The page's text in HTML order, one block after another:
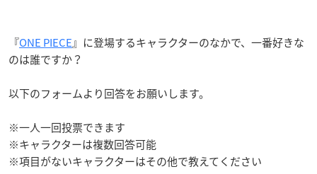
『ONE PIECE』に登場するキャラクターのなかで、一番好きな
のは誰ですか？
以下のフォームより回答をお願いします。
※一人一回投票できます
※キャラクターは複数回答可能
※項目がないキャラクターはその他で教えてください